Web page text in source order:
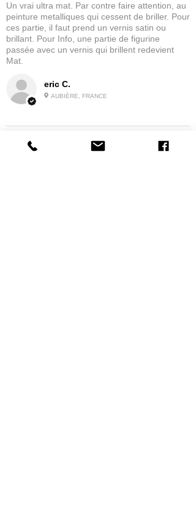
eric C.
AUBIÈRE, FRANCE
Un vrai ultra mat. Par contre faire attention, au
peinture metalliques qui cessent de briller. Pour
ces partie, il faut prend un vernis satin ou
brillant. Pour Info, une partie de figurine
passée avec un vernis qui brillent redevient
Mat.
★★★★★ IL Y A 1 MOIS